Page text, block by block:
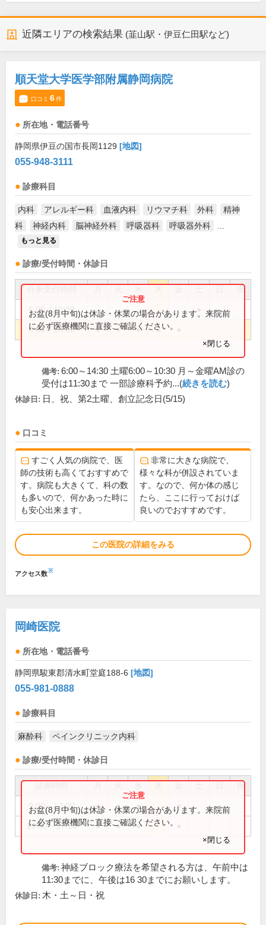
近隣エリアの検索結果 (韮山駅・伊豆仁田駅など)
順天堂大学医学部附属静岡病院
口コミ 6件
所在地・電話番号
静岡県伊豆の国市長岡1129 [地図]
055-948-3111
診療科目
内科 アレルギー科 血液内科 リウマチ科 外科
精神
科
神経内科 脳神経外科 呼吸器科 呼吸器外科
もっと見る
診療/受付時間・休診日
祝
6:00～10:30
6:00～14:30 ● ● ● ●
お盆(8月中旬)は休診・休業の場合があります。来院前
に必ず医療機関に直接ご確認ください。
×閉じる
備考: 6:00～14:30 土曜6:00～10:30 月～金曜AM診の
受付は11:30まで 一部診療科予約...(続きを読む)
休診日: 日、祝、第2土曜、創立記念日(5/15)
口コミ
すごく人気の病院で、医
師の技術も高くておすすめで
す。病院も大きくて、科の数
も多いので、何かあった時に
も安心出来ます。
非常に大きな病院で、
様々な科が併設されていま
す。なので、何か体の感じ
たら、ここに行っておけば
良いのでおすすめです。
この医院の詳細をみる
アクセス数※
岡崎医院
所在地・電話番号
静岡県駿東郡清水町堂庭188-6 [地図]
055-981-0888
診療科目
麻酔科 ペインクリニック内科
診療/受付時間・休診日
祝
9:00～12:00 ● ● ● ●
14:00～17:10 ● ● ●
お盆(8月中旬)は休診・休業の場合があります。来院前
に必ず医療機関に直接ご確認ください。
×閉じる
備考: 神経ブロック療法を希望される方は、午前中は
11:30までに、午後は16 30までにお願いします。
休診日: 木・土～日・祝